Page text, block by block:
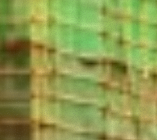
Dettagli Informazioni sui cookie